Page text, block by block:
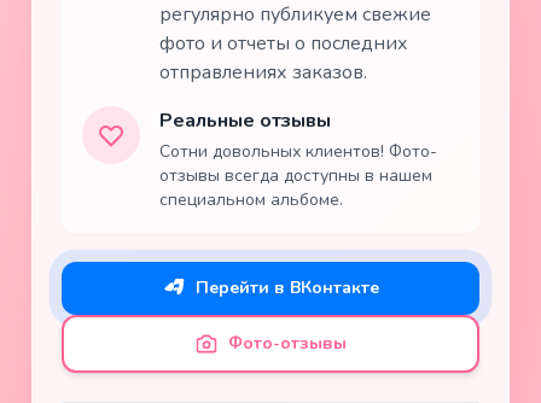
регулярно публикуем свежие
фото и отчеты о последних
отправлениях заказов.
Реальные отзывы
Сотни довольных клиентов! Фото-
отзывы всегда доступны в нашем
специальном альбоме.
Перейти в ВКонтакте
Фото-отзывы